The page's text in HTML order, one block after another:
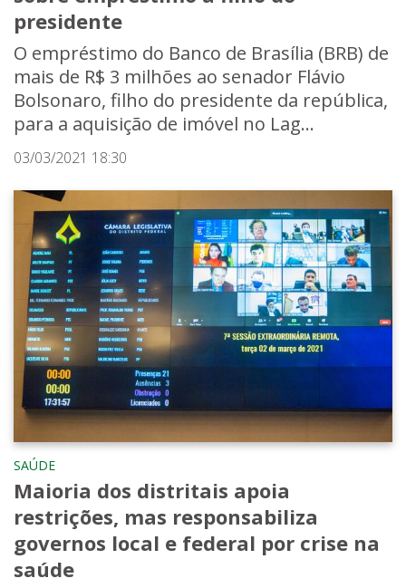
presidente
O empréstimo do Banco de Brasília (BRB) de
mais de R$ 3 milhões ao senador Flávio
Bolsonaro, filho do presidente da república,
para a aquisição de imóvel no Lag...
03/03/2021 18:30
SAÚDE
Maioria dos distritais apoia
restrições, mas responsabiliza
governos local e federal por crise na
saúde